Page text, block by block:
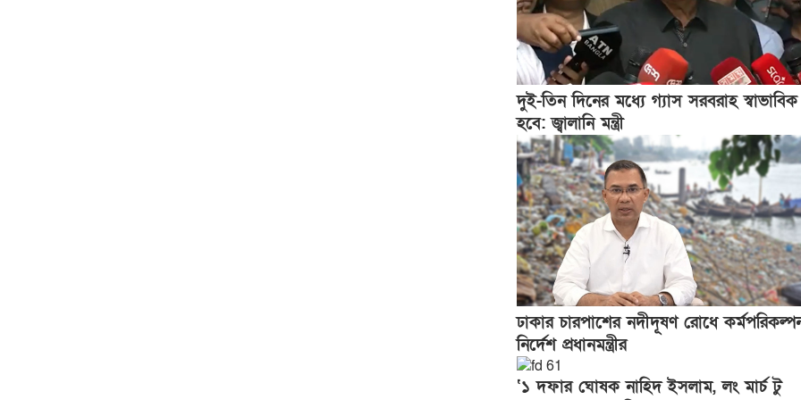
দুই-তিন দিনের মধ্যে গ্যাস সরবরাহ স্বাভাবিক
হবে: জ্বালানি মন্ত্রী
ঢাকার চারপাশের নদীদূষণ রোধে
নির্দেশ প্রধানমন্ত্রীর
‘১ দফার ঘোষক নাহিদ ইসলাম, লং মার্চ টু